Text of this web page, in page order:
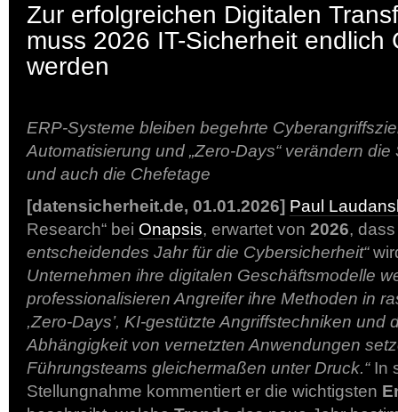
Zur erfolgreichen Digitalen
muss 2026 IT-Sicherheit endlich
werden
ERP-Systeme bleiben begehrte
Automatisierung und „Zero-Days“ verändern
und auch die Chefetage
[datensicherheit.de, 01.01.2026] Paul
Research“ bei Onapsis, erwartet von 2026,
entscheidendes Jahr für die Cybersicherheit“
Unternehmen ihre digitalen Geschäftsmodelle
professionalisieren Angreifer ihre Methoden in
,Zero-Days’, KI-gestützte Angriffstechniken und
Abhängigkeit von vernetzten Anwendungen
Führungsteams gleichermaßen unter Druck.“In
Stellungnahme kommentiert er die wichtigsten